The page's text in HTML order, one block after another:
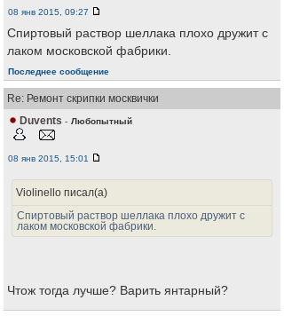
08 янв 2015, 09:27
Спиртовый раствор шеллака плохо дружит с
лаком московской фабрики.
Последнее сообщение
Re: Ремонт скрипки москвички
Duvents - Любопытный
08 янв 2015, 15:01
Violinello писал(а)
Спиртовый раствор шеллака плохо дружит с
лаком московской фабрики.
Чтож тогда лучше? Варить янтарный?